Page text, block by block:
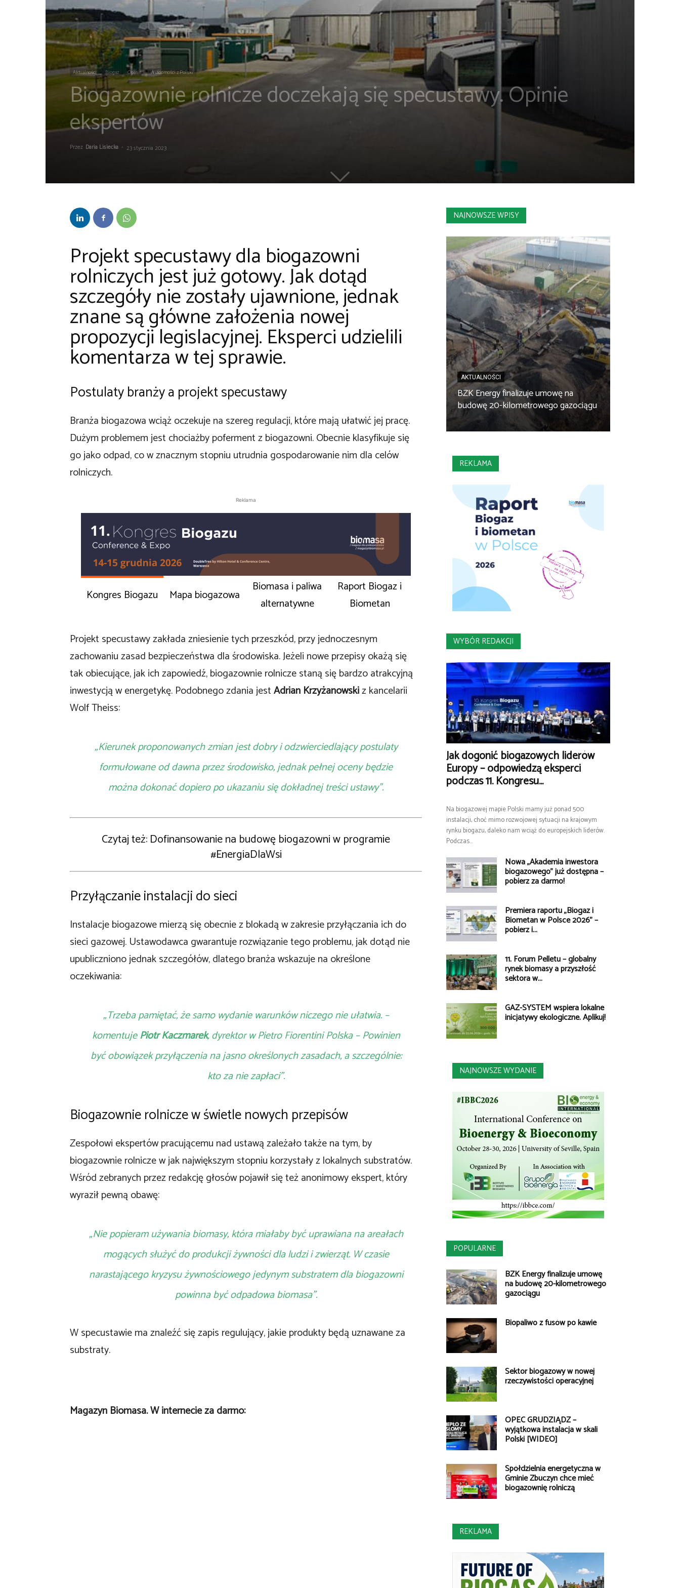
Aktualności Biogaz Opinie Wiadomości z Polski
Biogazownie rolnicze doczekają się specustawy. Opinie
ekspertów
Przez Daria Lisiecka - 23 stycznia 2023
Projekt specustawy dla biogazowni
rolniczych jest już gotowy. Jak dotąd
szczegóły nie zostały ujawnione, jednak
znane są główne założenia nowej
propozycji legislacyjnej. Eksperci udzielili
komentarza w tej sprawie.
Postulaty branży a projekt specustawy
Branża biogazowa wciąż oczekuje na szereg regulacji, które mają ułatwić jej pracę.
Dużym problemem jest chociażby poferment z biogazowni. Obecnie klasyfikuje się
go jako odpad, co w znacznym stopniu utrudnia gospodarowanie nim dla celów
rolniczych.
Reklama
Kongres Biogazu Mapa biogazowa
Biomasa i paliwa
alternatywne
Raport Biogaz i
Biometan
Projekt specustawy zakłada zniesienie tych przeszkód, przy jednoczesnym
zachowaniu zasad bezpieczeństwa dla środowiska. Jeżeli nowe przepisy okażą się
tak obiecujące, jak ich zapowiedź, biogazownie rolnicze staną się bardzo atrakcyjną
inwestycją w energetykę. Podobnego zdania jestAdrian Krzyżanowskiz kancelarii
Wolf Theiss:
„Kierunek proponowanych zmian jest dobry i odzwierciedlający postulaty
formułowane od dawna przez środowisko, jednak pełnej oceny będzie
można dokonać dopiero po ukazaniu się dokładnej treści ustawy”.
Czytaj też: Dofinansowanie na budowę biogazowni w programie
#EnergiaDlaWsi
Przyłączanie instalacji do sieci
Instalacje biogazowe mierzą się obecnie z blokadą w zakresie przyłączania ich do
sieci gazowej. Ustawodawca gwarantuje rozwiązanie tego problemu, jak dotąd nie
upubliczniono jednak szczegółów, dlatego branża wskazuje na określone
oczekiwania:
„Trzeba pamiętać, że samo wydanie warunków niczego nie ułatwia. –
komentujePiotr Kaczmarek, dyrektor w Pietro Fiorentini Polska – Powinien
być obowiązek przyłączenia na jasno określonych zasadach, a szczególnie:
kto za nie zapłaci”.
Biogazownie rolnicze w świetle nowych przepisów
Zespołowi ekspertów pracującemu nad ustawą zależało także na tym, by
biogazownie rolnicze w jak największym stopniu korzystały z lokalnych substratów.
Wśród zebranych przez redakcję głosów pojawił się też anonimowy ekspert, który
wyraził pewną obawę:
„Nie popieram używania biomasy, która miałaby być uprawiana na areałach
mogących służyć do produkcji żywności dla ludzi i zwierząt. W czasie
narastającego kryzysu żywnościowego jedynym substratem dla biogazowni
powinna być odpadowa biomasa”.
W specustawie ma znaleźć się zapis regulujący, jakie produkty będą uznawane za
substraty.
Magazyn Biomasa. W internecie za darmo:
NAJNOWSZE WPISY
AKTUALNOŚCI
BZK Energy finalizuje umowę na
budowę 20-kilometrowego gazociągu
REKLAMA
WYBÓR REDAKCJI
Jak dogonić biogazowych liderów
Europy – odpowiedzą eksperci
podczas 11. Kongresu...
Na biogazowej mapie Polski mamy już ponad 500
instalacji, choć mimo rozwojowej sytuacji na krajowym
rynku biogazu, daleko nam wciąż do europejskich liderów.
Podczas...
Nowa „Akademia inwestora
biogazowego” już dostępna –
pobierz za darmo!
Premiera raportu „Biogaz i
Biometan w Polsce 2026” –
pobierz i...
11. Forum Pelletu – globalny
rynek biomasy a przyszłość
sektora w...
GAZ-SYSTEM wspiera lokalne
inicjatywy ekologiczne. Aplikuj!
NAJNOWSZE WYDANIE
POPULARNE
BZK Energy finalizuje umowę
na budowę 20-kilometrowego
gazociągu
Biopaliwo z fusów po kawie
Sektor biogazowy w nowej
rzeczywistości operacyjnej
OPEC GRUDZIĄDZ –
wyjątkowa instalacja w skali
Polski [WIDEO]
Spółdzielnia energetyczna w
Gminie Zbuczyn chce mieć
biogazownię rolniczą
REKLAMA